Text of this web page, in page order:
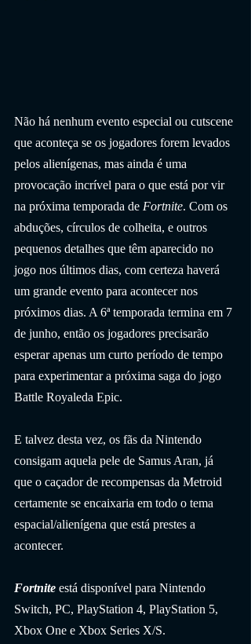
Não há nenhum evento especial ou cutscene
que aconteça se os jogadores forem levados
pelos alienígenas, mas ainda é uma
provocação incrível para o que está por vir
na próxima temporada de Fortnite. Com os
abduções, círculos de colheita, e outros
pequenos detalhes que têm aparecido no
jogo nos últimos dias, com certeza haverá
um grande evento para acontecer nos
próximos dias. A 6ª temporada termina em 7
de junho, então os jogadores precisarão
esperar apenas um curto período de tempo
para experimentar a próxima saga do jogo
Battle Royaleda Epic.
E talvez desta vez, os fãs da Nintendo
consigam aquela pele de Samus Aran, já
que o caçador de recompensas da Metroid
certamente se encaixaria em todo o tema
espacial/alienígena que está prestes a
acontecer.
Fortnite está disponível para Nintendo
Switch, PC, PlayStation 4, PlayStation 5,
Xbox One e Xbox Series X/S.